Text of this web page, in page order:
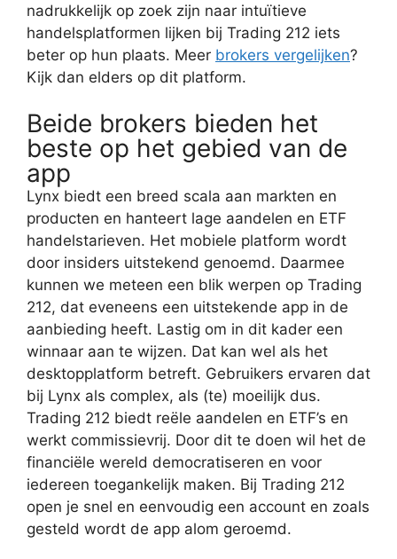
nadrukkelijk op zoek zijn naar intuïtieve
handelsplatformen lijken bij Trading 212 iets
beter op hun plaats. Meer brokers vergelijken?
Kijk dan elders op dit platform.
Beide brokers bieden het
beste op het gebied van de
app
Lynx biedt een breed scala aan markten en
producten en hanteert lage aandelen en ETF
handelstarieven. Het mobiele platform wordt
door insiders uitstekend genoemd. Daarmee
kunnen we meteen een blik werpen op Trading
212, dat eveneens een uitstekende app in de
aanbieding heeft. Lastig om in dit kader een
winnaar aan te wijzen. Dat kan wel als het
desktopplatform betreft. Gebruikers ervaren dat
bij Lynx als complex, als (te) moeilijk dus.
Trading 212 biedt reële aandelen en ETF’s en
werkt commissievrij. Door dit te doen wil het de
financiële wereld democratiseren en voor
iedereen toegankelijk maken. Bij Trading 212
open je snel en eenvoudig een account en zoals
gesteld wordt de app alom geroemd.